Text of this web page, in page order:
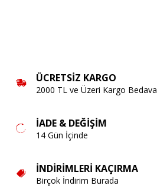
ÜCRETSIZ KARGO
2000 TL ve Üzeri Kargo Bedava
İADE & DEĞIŞIM
14 Gün İçinde
İNDIRIMLERI KAÇIRMA
Birçok İndirim Burada